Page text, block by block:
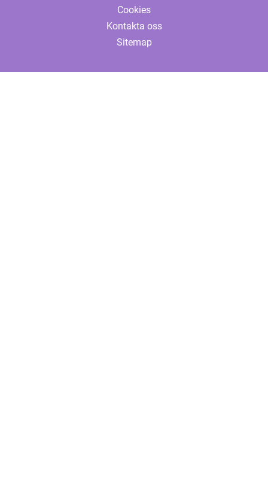
Cookies
Kontakta oss
Sitemap